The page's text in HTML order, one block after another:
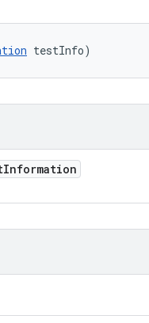
testInfo)
Information